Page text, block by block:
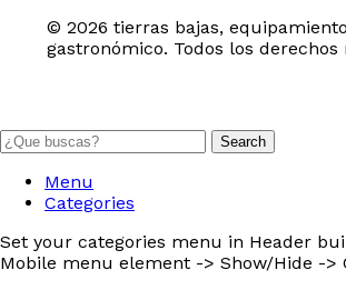
© 2026 tierras bajas, equipamiento
gastronómico. Todos los derechos
Search
Menu
Categories
Set your categories menu in Header
Mobile menu element -> Show/Hide ->